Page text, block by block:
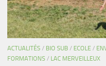
ACTUALITÉS / BIO SUB / ECOLE /
FORMATIONS / LAC MERVEILLEUX